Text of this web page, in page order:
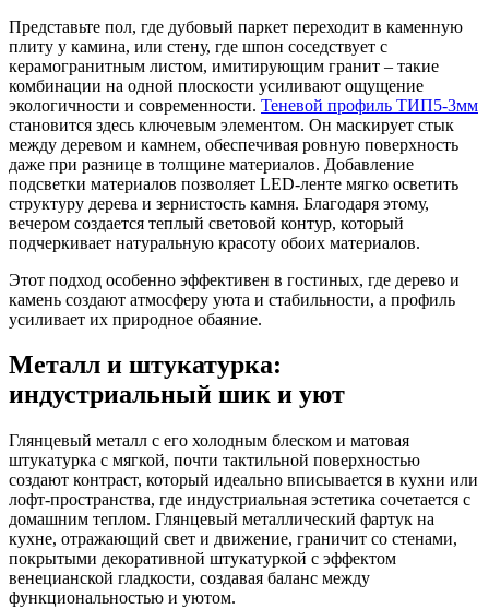
Представьте пол, где дубовый паркет переходит в каменную
плиту у камина, или стену, где шпон соседствует с
керамогранитным листом, имитирующим гранит – такие
комбинации на одной плоскости усиливают ощущение
экологичности и современности. Теневой профиль ТИП5-3мм
становится здесь ключевым элементом. Он маскирует стык
между деревом и камнем, обеспечивая ровную поверхность
даже при разнице в толщине материалов. Добавление
подсветки материалов позволяет LED-ленте мягко осветить
структуру дерева и зернистость камня. Благодаря этому,
вечером создается теплый световой контур, который
подчеркивает натуральную красоту обоих материалов.
Этот подход особенно эффективен в гостиных, где дерево и
камень создают атмосферу уюта и стабильности, а профиль
усиливает их природное обаяние.
Металл и штукатурка:
индустриальный шик и уют
Глянцевый металл с его холодным блеском и матовая
штукатурка с мягкой, почти тактильной поверхностью
создают контраст, который идеально вписывается в кухни или
лофт-пространства, где индустриальная эстетика сочетается с
домашним теплом. Глянцевый металлический фартук на
кухне, отражающий свет и движение, граничит со стенами,
покрытыми декоративной штукатуркой с эффектом
венецианской гладкости, создавая баланс между
функциональностью и уютом.